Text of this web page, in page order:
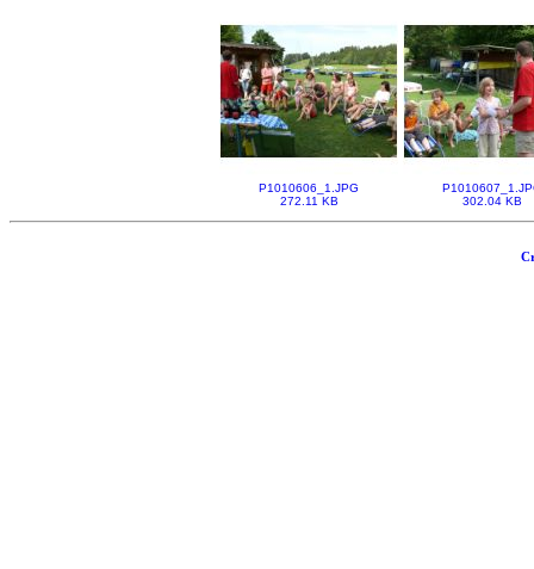
P1010606_1.JPG
272.11 KB
302.04 KB